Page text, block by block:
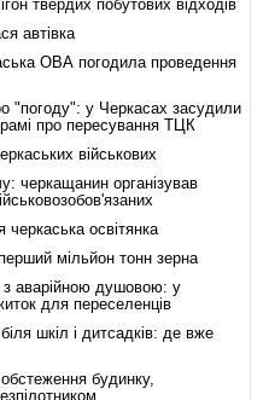
твердих побутових відходів
автівка
ОВА погодила проведення
"погоду": у Черкасах засудили
про пересування ТЦК
військових
черкащанин організував
черкаська освітянка
мільйон тонн зерна
з аварійною душовою: у
для переселенців
шкіл і дитсадків: де вже
будинку,